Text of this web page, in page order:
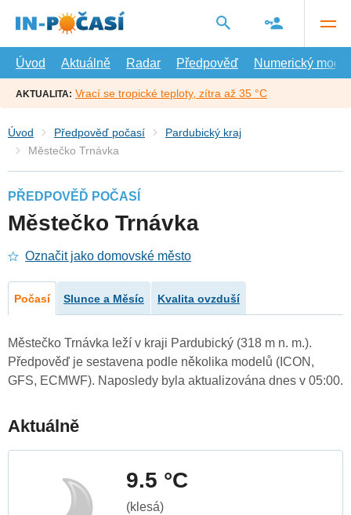
hlavní
Úvod
Aktuálně Radar Předpověď Numerický model
AKTUALITA: Vrací se tropické teploty, zítra až 35 °C
Úvod Předpověď počasí
Pardubický kraj
Městečko Trnávka
PŘEDPOVĚĎ POČASÍ
Městečko Trnávka
Označit jako domovské město
Počasí Slunce a Měsíc Kvalita ovzduší
Městečko Trnávka leží v kraji Pardubický (318 m n. m.).
Předpověď je sestavena podle několika modelů (ICON,
GFS, ECMWF). Naposledy byla aktualizována dnes v 05:00.
Aktuálně
9.5 °C
(klesá)